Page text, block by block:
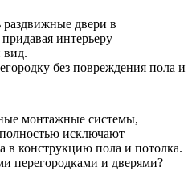
двери в
интерьеру
вид.
без повреждения пола и
монтажные системы,
исключают
в конструкцию пола и потолка.
перегородками и дверями?